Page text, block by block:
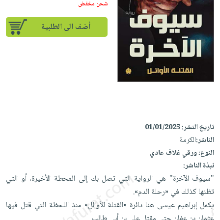
إختياراتنا
كتب
أكاديمية
صندوق
القراءة
English
iKitab
بلا
حدود
أسئلة
يتكرر
طرحها
على
Android
تحميل
iKitab
على
Apple
أسئلة
يتكرر
طرحها
تحميل
على
Apple
المواضيع
الأكثر
مبيعاً
وسائل
تعليمية
تعليمية
الصحة
والعناية
الشخصية
العناية
الشخصية
العناية
وتصفيف
الشعر
العناية
بالجسم
والسفرة
جديد
الكل
أواني
الطهي
أدوات
متجر
الهدايا
أقسام
شحن مخفض
أضف الى الطلبية
تاريخ النشر:01/01/2025
الناشر:الكرمة
النوع:ورقي غلاف عادي
نبذة الناشر:
"سيوف الآخرة" هي الرواية التي تصل بك إلى المحطة الأخيرة، أو التي
تظنها كذلك في «رحلة الدم».
يكمل إبراهيم عيسى هنا دائرة «القتلة الأوائل» منذ اللحظة التي قتل فيها